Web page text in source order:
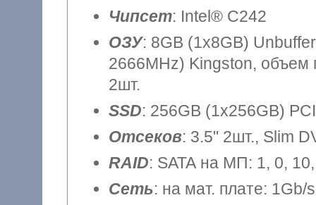
Чипсет: Intel® C242
ОЗУ: 8GB (1x8GB)
2666MHz) Kingston, объем
2шт.
SSD: 256GB (1x256GB)
Отсеков: 3.5" 2шт., Slim
RAID: SATA на МП: 1, 0,
Сеть: на мат. плате: 1Gb/